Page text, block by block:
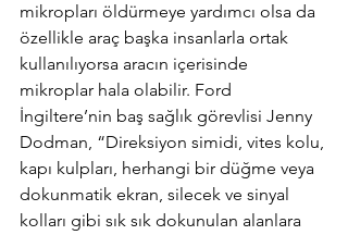
mikropları öldürmeye yardımcı olsa da
özellikle araç başka insanlarla ortak
kullanılıyorsa aracın içerisinde
mikroplar hala olabilir. Ford
İngiltere’nin baş sağlık görevlisi Jenny
Dodman, “Direksiyon simidi, vites kolu,
kapı kulpları, herhangi bir düğme veya
dokunmatik ekran, silecek ve sinyal
kolları gibi sık sık dokunulan alanlara